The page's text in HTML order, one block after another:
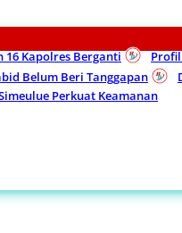
16 Kapolres Berganti
Belum Beri Tanggapan
Perkuat Keamanan